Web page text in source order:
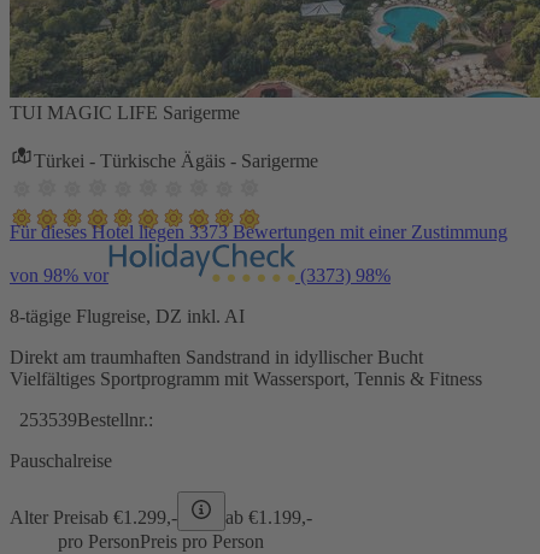
TUI MAGIC LIFE Sarigerme
Türkei - Türkische Ägäis - Sarigerme
Für dieses Hotel liegen 3373 Bewertungen mit einer Zustimmung
von 98% vor (3373) 98%
8-tägige Flugreise, DZ inkl. AI
Direkt am traumhaften Sandstrand in idyllischer Bucht
Vielfältiges Sportprogramm mit Wassersport, Tennis & Fitness
253539Bestellnr.:
Pauschalreise
Alter Preisab €1.299,- ab €1.199,-
pro PersonPreis pro Person